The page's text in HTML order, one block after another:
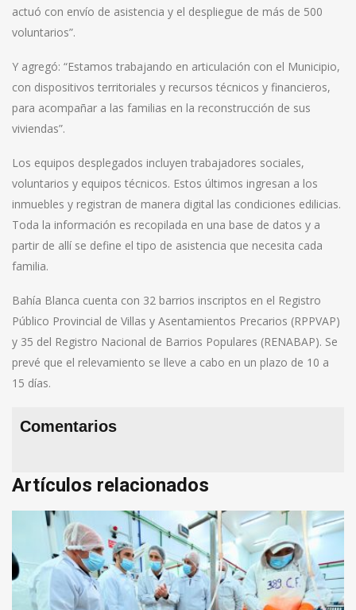
actuó con envío de asistencia y el despliegue de más de 500
voluntarios”.
Y agregó: “Estamos trabajando en articulación con el Municipio,
con dispositivos territoriales y recursos técnicos y financieros,
para acompañar a las familias en la reconstrucción de sus
viviendas”.
Los equipos desplegados incluyen trabajadores sociales,
voluntarios y equipos técnicos. Estos últimos ingresan a los
inmuebles y registran de manera digital las condiciones edilicias.
Toda la información es recopilada en una base de datos y a
partir de allí se define el tipo de asistencia que necesita cada
familia.
Bahía Blanca cuenta con 32 barrios inscriptos en el Registro
Público Provincial de Villas y Asentamientos Precarios (RPPVAP)
y 35 del Registro Nacional de Barrios Populares (RENABAP). Se
prevé que el relevamiento se lleve a cabo en un plazo de 10 a
15 días.
Comentarios
Artículos relacionados